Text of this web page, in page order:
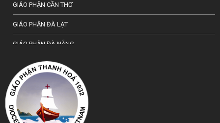
GIÁO PHẬN CẦN THƠ
GIÁO PHẬN ĐÀ LẠT
GIÁO PHẬN ĐÀ NẴNG
TỔNG GIÁO PHẬN HÀ NỘI
GIÁO PHẬN HẢI PHÒNG
TỔNG GIÁO PHẬN HUẾ